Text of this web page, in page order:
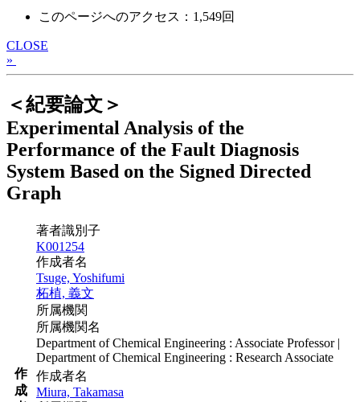
このページへのアクセス：1,549回
CLOSE
»
＜紀要論文＞
Experimental Analysis of the
Performance of the Fault Diagnosis
System Based on the Signed Directed
Graph
作
成
著者識別子
K001254
作成者名
Tsuge, Yoshifumi
柘植, 義文
所属機関
所属機関名
Department of Chemical Engineering : Associate Professor |
Department of Chemical Engineering : Research Associate
作成者名
Miura, Takamasa